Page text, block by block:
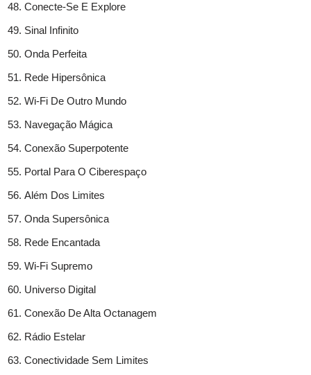
Conecte-Se E Explore
Sinal Infinito
Onda Perfeita
Rede Hipersônica
Wi-Fi De Outro Mundo
Navegação Mágica
Conexão Superpotente
Portal Para O Ciberespaço
Além Dos Limites
Onda Supersônica
Rede Encantada
Wi-Fi Supremo
Universo Digital
Conexão De Alta Octanagem
Rádio Estelar
Conectividade Sem Limites